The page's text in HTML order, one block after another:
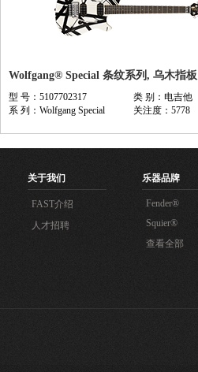
Wolfgang® Special 条纹系列, 乌木指板
型 号：5107702317
类 别：电吉他
系 列：Wolfgang Special
关注度：5778
关于我们
FAST介绍
人才招聘
乐器品牌
Fender®
Squier®
查看全部